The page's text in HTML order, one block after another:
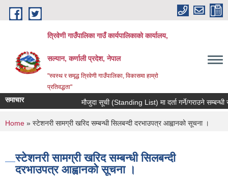
Skip to main content
त्रिवेणी गाउँपालिका गाउँ कार्यपालिकाकाे कार्यालय,
सल्यान, कर्णाली प्रदेश, नेपाल
"स्वस्थ र समृद्ध त्रिवेणी गाउँपालिका, विकासमा हाम्राे
प्रतिवद्धता"
समाचार मौजुदा सूची (Standing List) मा दर्ता गर्ने/गराउने सम्बन्धी
You are here
Home » स्टेशनरी सामग्री खरिद सम्बन्धी सिलबन्दी दरभाउपत्र आह्वानको सूचना ।
स्टेशनरी सामग्री खरिद सम्बन्धी सिलबन्दी
दरभाउपत्र आह्वानको सूचना ।